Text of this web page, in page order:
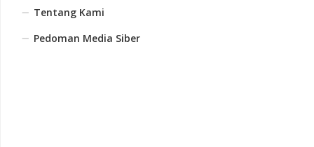
Tentang Kami
Pedoman Media Siber